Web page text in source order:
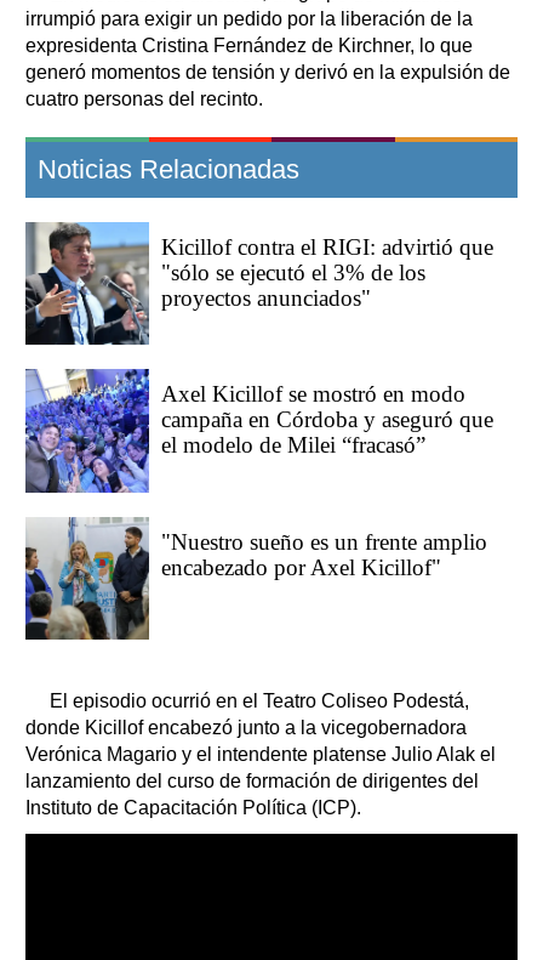
irrumpió para exigir un pedido por la liberación de la
expresidenta Cristina Fernández de Kirchner, lo que
generó momentos de tensión y derivó en la expulsión de
cuatro personas del recinto.
Noticias Relacionadas
Kicillof contra el RIGI: advirtió que
"sólo se ejecutó el 3% de los
proyectos anunciados"
Axel Kicillof se mostró en modo
campaña en Córdoba y aseguró que
el modelo de Milei “fracasó”
"Nuestro sueño es un frente amplio
encabezado por Axel Kicillof"
El episodio ocurrió en el Teatro Coliseo Podestá,
donde Kicillof encabezó junto a la vicegobernadora
Verónica Magario y el intendente platense Julio Alak el
lanzamiento del curso de formación de dirigentes del
Instituto de Capacitación Política (ICP).